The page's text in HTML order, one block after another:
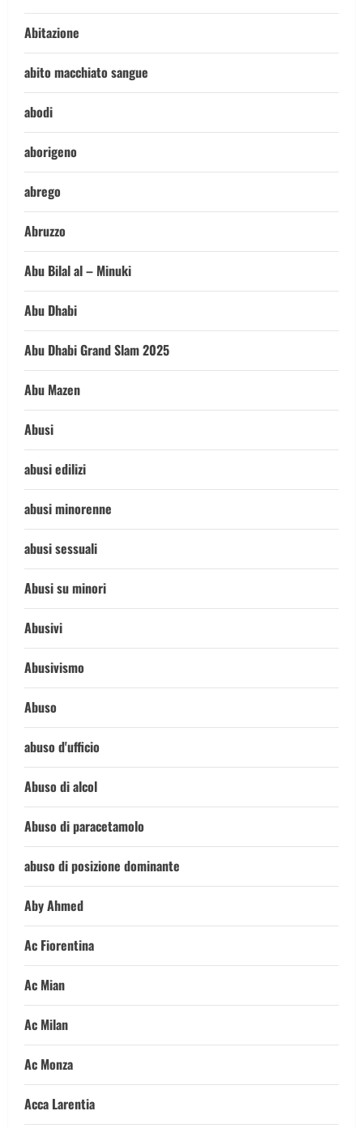
Abitazione
abito macchiato sangue
abodi
aborigeno
abrego
Abruzzo
Abu Bilal al – Minuki
Abu Dhabi
Abu Dhabi Grand Slam 2025
Abu Mazen
Abusi
abusi edilizi
abusi minorenne
abusi sessuali
Abusi su minori
Abusivi
Abusivismo
Abuso
abuso d'ufficio
Abuso di alcol
Abuso di paracetamolo
abuso di posizione dominante
Aby Ahmed
Ac Fiorentina
Ac Mian
Ac Milan
Ac Monza
Acca Larentia